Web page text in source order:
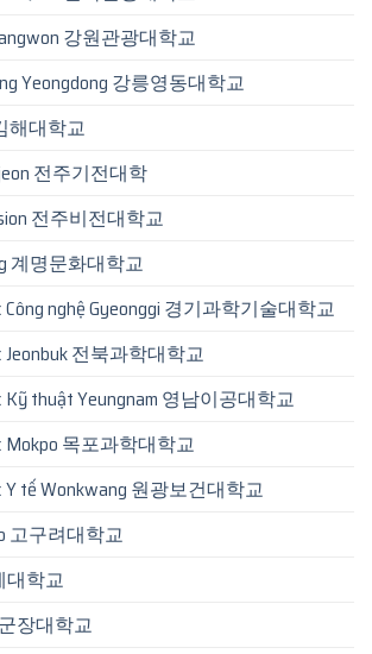
강원관광대학교
Yeongdong 강릉영동대학교
해대학교
전주기전대학
전주비전대학교
계명문화대학교
Công nghệ Gyeonggi 경기과학기술대학교
Jeonbuk 전북과학대학교
Kỹ thuật Yeungnam 영남이공대학교
Mokpo 목포과학대학교
Y tế Wonkwang 원광보건대학교
고구려대학교
대학교
장대학교